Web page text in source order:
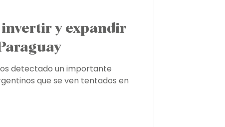
invertir y expandir
detectado un importante
que se ven tentados en